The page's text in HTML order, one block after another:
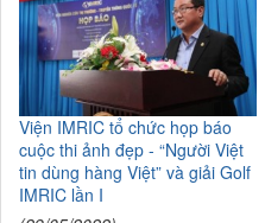
Viện IMRIC tổ chức họp báo
cuộc thi ảnh đẹp - “Người Việt
tin dùng hàng Việt” và giải Golf
IMRIC lần I